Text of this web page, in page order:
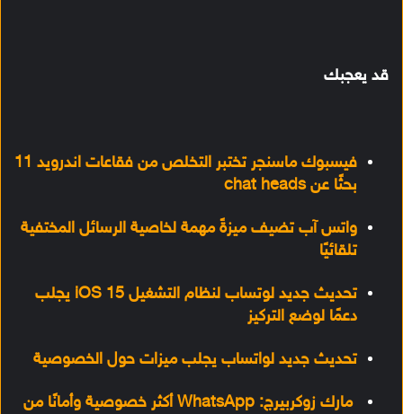
قد يعجبك
فيسبوك ماسنجر تختبر التخلص من فقاعات اندرويد 11
بحثًا عن chat heads
واتس آب تضيف ميزةً مهمة لخاصية الرسائل المختفية
تلقائيًا
تحديث جديد لوتساب لنظام التشغيل iOS 15 يجلب
دعمًا لوضع التركيز
تحديث جديد لواتساب يجلب ميزات حول الخصوصية
مارك زوكربيرج: WhatsApp أكثر خصوصية وأمانًا من